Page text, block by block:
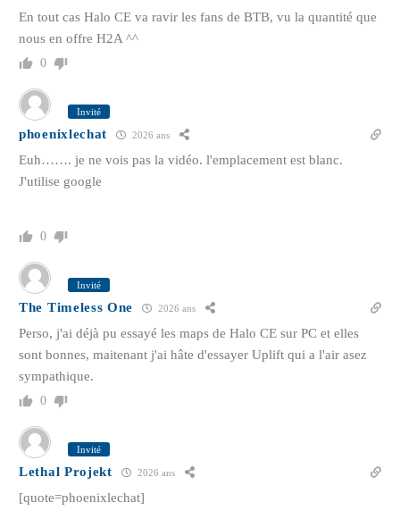
En tout cas Halo CE va ravir les fans de BTB, vu la quantité que
nous en offre H2A ^^
0
Invité
phoenixlechat 2026 ans
Euh……. je ne vois pas la vidéo. l'emplacement est blanc.
J'utilise google
0
Invité
The Timeless One 2026 ans
Perso, j'ai déjà pu essayé les maps de Halo CE sur PC et elles
sont bonnes, maitenant j'ai hâte d'essayer Uplift qui a l'air asez
sympathique.
0
Invité
Lethal Projekt 2026 ans
[quote=phoenixlechat]